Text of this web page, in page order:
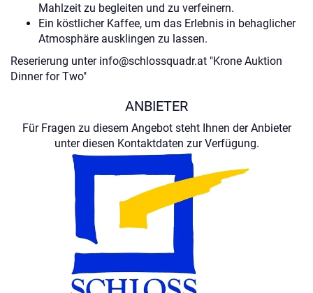
Mahlzeit zu begleiten und zu verfeinern.
Ein köstlicher Kaffee, um das Erlebnis in behaglicher
Atmosphäre ausklingen zu lassen.
Reserierung unter info@schlossquadr.at "Krone Auktion
Dinner for Two"
ANBIETER
Für Fragen zu diesem Angebot steht Ihnen der Anbieter
unter diesen Kontaktdaten zur Verfügung.